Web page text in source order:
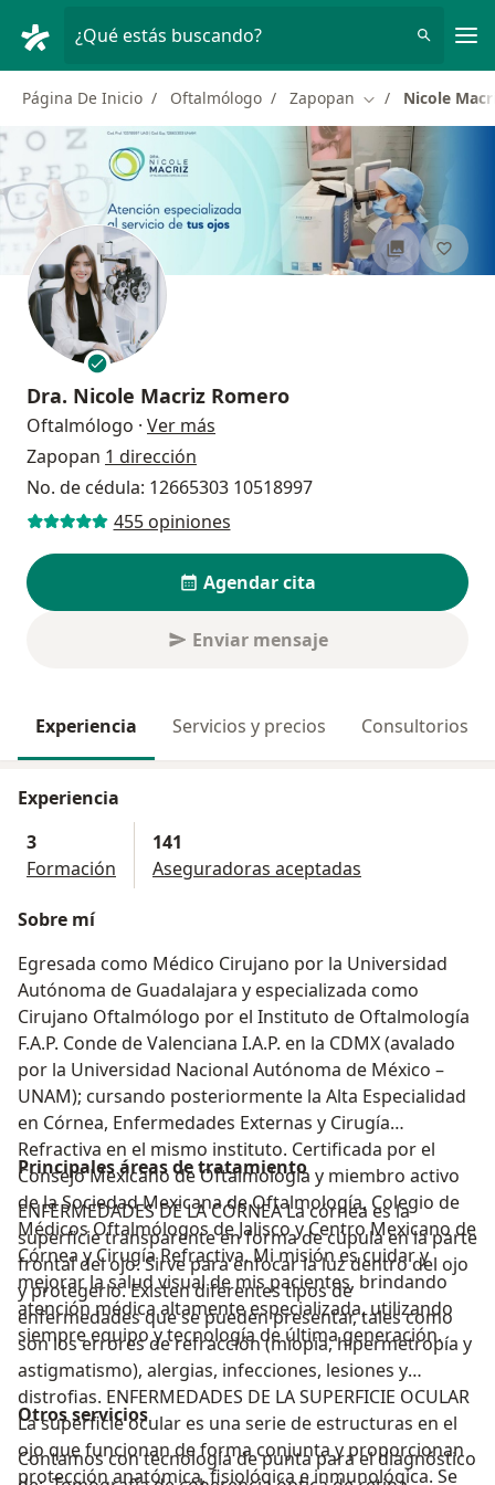
¿Qué estás buscando?
Página De Inicio Oftalmólogo Zapopan Cambiar de
Nicole
Dra. Nicole Macriz Romero
Oftalmólogo · Ver más
Zapopan 1 dirección
No. de cédula: 12665303 10518997
455 opiniones
Agendar cita
Enviar mensaje
Experiencia Servicios y precios Consultorios
Experiencia
3
Formación
141
Aseguradoras aceptadas
Sobre mí
Egresada como Médico Cirujano por la Universidad
Autónoma de Guadalajara y especializada como
Cirujano Oftalmólogo por el Instituto de Oftalmología
F.A.P. Conde de Valenciana I.A.P. en la CDMX (avalado
por la Universidad Nacional Autónoma de México –
UNAM); cursando posteriormente la Alta Especialidad
en Córnea, Enfermedades Externas y Cirugía
Refractiva en el mismo instituto. Certificada por el
Consejo Mexicano de Oftalmología y miembro activo
de la Sociedad Mexicana de Oftalmología, Colegio de
Médicos Oftalmólogos de Jalisco y Centro Mexicano de
Córnea y Cirugía Refractiva. Mi misión es cuidar y
mejorar la salud visual de mis pacientes, brindando
atención médica altamente especializada, utilizando
siempre equipo y tecnología de última generación.
Principales áreas de tratamiento
ENFERMEDADES DE LA CÓRNEA La córnea es la
superficie transparente en forma de cúpula en la parte
frontal del ojo. Sirve para enfocar la luz dentro del ojo
y protegerlo. Existen diferentes tipos de
enfermedades que se pueden presentar, tales como
son los errores de refracción (miopia, hipermetropía y
astigmatismo), alergias, infecciones, lesiones y
distrofias. ENFERMEDADES DE LA SUPERFICIE OCULAR
La superficie ocular es una serie de estructuras en el
ojo que funcionan de forma conjunta y proporcionan
protección anatómica, fisiológica e inmunológica. Se
Otros servicios
Contamos con tecnología de punta para el diagnóstico